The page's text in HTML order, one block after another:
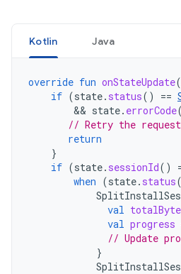
Kotlin Java
override fun onStateUpdate(
if (state. status() ==
        &&
state. errorCode
// Retry the
return
}
if (state. sessionId()
when (state. status
val
val progress
// Update
}